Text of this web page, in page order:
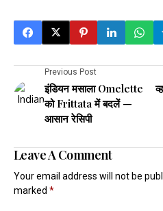
Previous Post
इंडियन मसाला Omelette
को Frittata में बदलें —
आसान रेसिपी
Leave A Comment
Your email address will not be
marked *